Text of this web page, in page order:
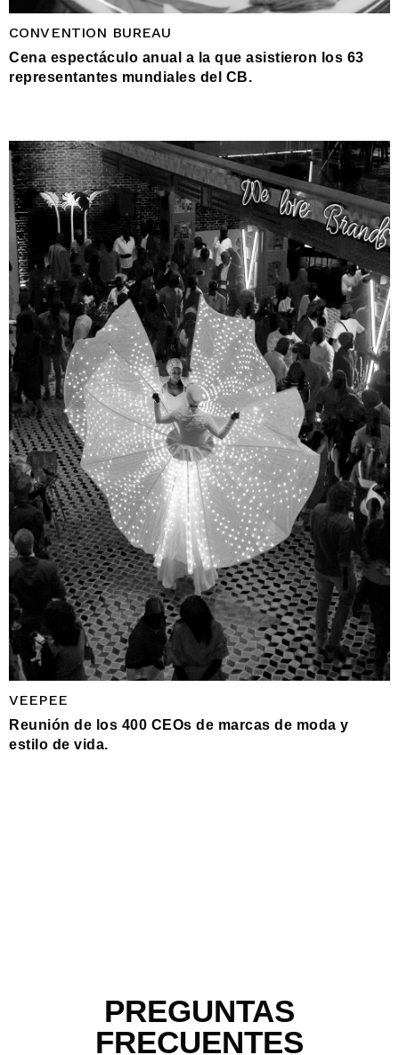
CONVENTION BUREAU
Cena espectáculo anual a la que asistieron los 63
representantes mundiales del CB.
VEEPEE
Reunión de los 400 CEOs de marcas de moda y
estilo de vida.
PREGUNTAS
FRECUENTES